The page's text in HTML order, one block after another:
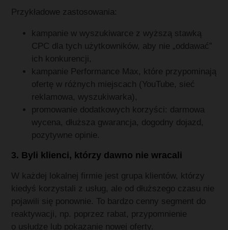
Przykładowe zastosowania:
kampanie w wyszukiwarce z wyższą stawką
CPC dla tych użytkowników, aby nie „oddawać”
ich konkurencji,
kampanie Performance Max, które przypominają
ofertę w różnych miejscach (YouTube, sieć
reklamowa, wyszukiwarka),
promowanie dodatkowych korzyści: darmowa
wycena, dłuższa gwarancja, dogodny dojazd,
pozytywne opinie.
3. Byli klienci, którzy dawno nie wracali
W każdej lokalnej firmie jest grupa klientów, którzy
kiedyś korzystali z usług, ale od dłuższego czasu nie
pojawili się ponownie. To bardzo cenny segment do
reaktywacji, np. poprzez rabat, przypomnienie
o usłudze lub pokazanie nowej oferty.